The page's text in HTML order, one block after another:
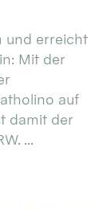
und erreicht
Mit der
auf
damit der
...